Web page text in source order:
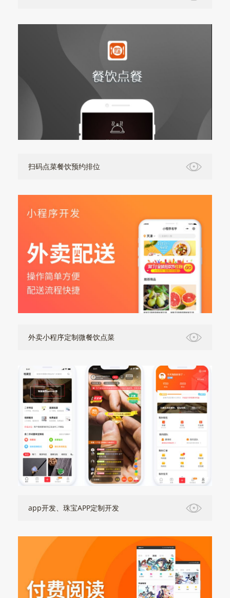
扫码点菜餐饮预约排位
外卖小程序定制微餐饮点菜
app开发、珠宝APP定制开发